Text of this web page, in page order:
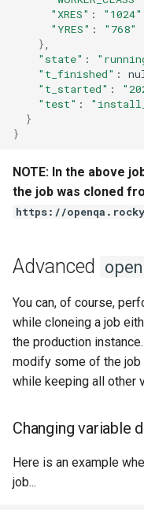
QA:Testcase Vagrant
"XRES" : "1024"
"YRES" :
"768"
}
"state" :
"t_finished" :
"t_started" :
"test" :
}
}
NOTE: In the above
the job was cloned
https://
Advanced
You can, of course,
while cloneing a job
the production
modify some of the job
while keeping all other
Changing variable
Here is an example
job...